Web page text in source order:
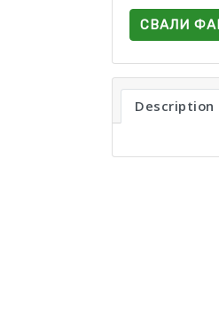
СВАЛИ
Description